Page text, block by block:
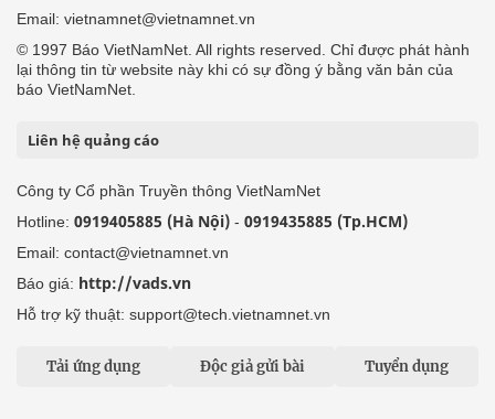
Email: vietnamnet@vietnamnet.vn
© 1997 Báo VietNamNet. All rights reserved. Chỉ được phát hành
lại thông tin từ website này khi có sự đồng ý bằng văn bản của
báo VietNamNet.
Liên hệ quảng cáo
Công ty Cổ phần Truyền thông VietNamNet
Hotline: 0919405885 (Hà Nội) - 0919435885 (Tp.HCM)
Email: contact@vietnamnet.vn
Báo giá: http://vads.vn
Hỗ trợ kỹ thuật: support@tech.vietnamnet.vn
Tải ứng dụng Độc giả gửi bài Tuyển dụng